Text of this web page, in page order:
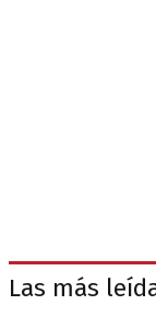
Las más